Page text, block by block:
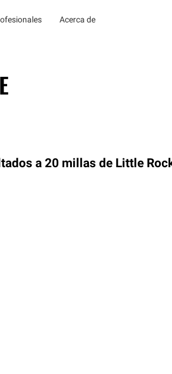
Acerca de
a 20 millas de Little